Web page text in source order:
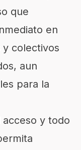
que
en
y colectivos
aun
para la
acceso y todo